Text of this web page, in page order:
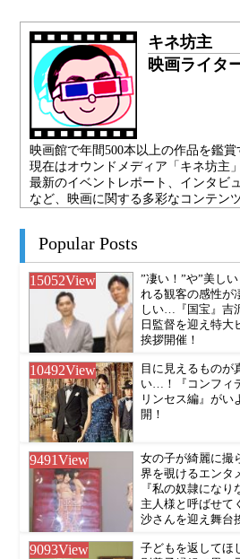
キネ坊主
映画ライタ
映画館で年間500本以上の作品を鑑賞
現在はオウンドメディア「キネ坊主
最新のイベントレポート、インタビ
など、映画に関する多彩なコンテン
Popular Posts
15052View
”凄い！”や”美し
れる観客の感性が
しい…『国宝』吉
日監督を迎え特大
挨拶開催！
10492View
目に見えるものが
い…！『コンフィ
リンセス編』がい
開！
9491View
女の子が綺麗に撮
界を覗けるエンタ
『私の奴隷になり
主人様と呼ばせて
沙さんを迎え舞台
9093View
子どもを返して